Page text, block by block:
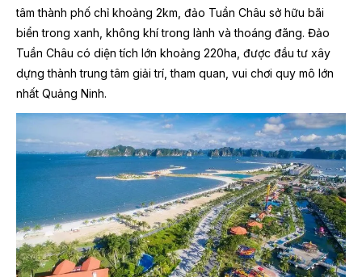
tâm thành phố chỉ khoảng 2km, đảo Tuần Châu sở hữu bãi
biển trong xanh, không khí trong lành và thoáng đãng. Đảo
Tuần Châu có diện tích lớn khoảng 220ha, được đầu tư xây
dựng thành trung tâm giải trí, tham quan, vui chơi quy mô lớn
nhất Quảng Ninh.